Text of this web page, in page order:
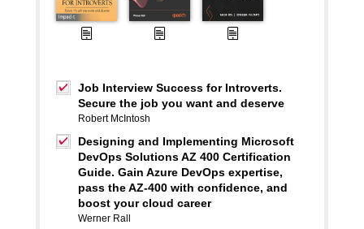
Job Interview Success for Introverts.
Secure the job you want and deserve
Robert McIntosh
Designing and Implementing Microsoft
DevOps Solutions AZ 400 Certification
Guide. Gain Azure DevOps expertise,
pass the AZ-400 with confidence, and
boost your cloud career
Werner Rall